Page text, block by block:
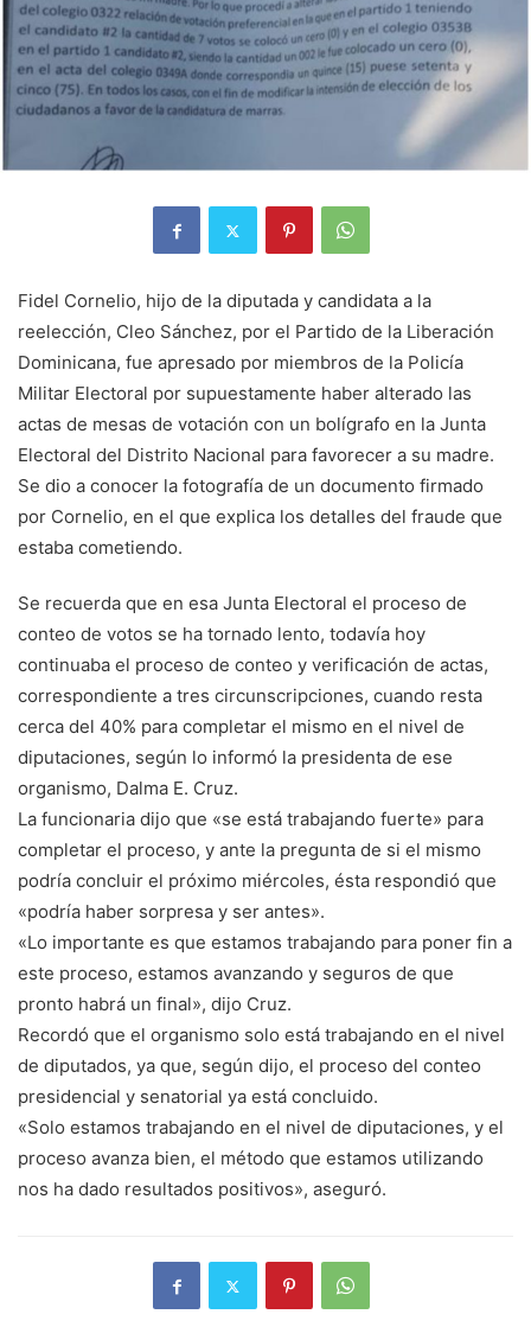
Fidel Cornelio, hijo de la diputada y candidata a la
reelección, Cleo Sánchez, por el Partido de la Liberación
Dominicana, fue apresado por miembros de la Policía
Militar Electoral por supuestamente haber alterado las
actas de mesas de votación con un bolígrafo en la Junta
Electoral del Distrito Nacional para favorecer a su madre.
Se dio a conocer la fotografía de un documento firmado
por Cornelio, en el que explica los detalles del fraude que
estaba cometiendo.
Se recuerda que en esa Junta Electoral el proceso de
conteo de votos se ha tornado lento, todavía hoy
continuaba el proceso de conteo y verificación de actas,
correspondiente a tres circunscripciones, cuando resta
cerca del 40% para completar el mismo en el nivel de
diputaciones, según lo informó la presidenta de ese
organismo, Dalma E. Cruz.
La funcionaria dijo que «se está trabajando fuerte» para
completar el proceso, y ante la pregunta de si el mismo
podría concluir el próximo miércoles, ésta respondió que
«podría haber sorpresa y ser antes».
«Lo importante es que estamos trabajando para poner fin a
este proceso, estamos avanzando y seguros de que
pronto habrá un final», dijo Cruz.
Recordó que el organismo solo está trabajando en el nivel
de diputados, ya que, según dijo, el proceso del conteo
presidencial y senatorial ya está concluido.
«Solo estamos trabajando en el nivel de diputaciones, y el
proceso avanza bien, el método que estamos utilizando
nos ha dado resultados positivos», aseguró.